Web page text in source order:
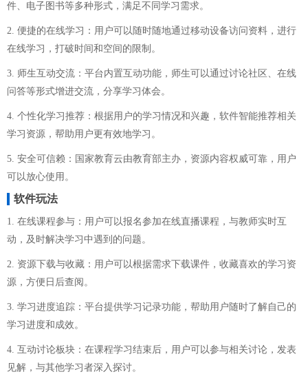
件、电子图书等多种形式，满足不同学习需求。
2. 便捷的在线学习：用户可以随时随地通过移动设备访问资料，进行
在线学习，打破时间和空间的限制。
3. 师生互动交流：平台内置互动功能，师生可以通过讨论社区、在线
问答等形式增进交流，分享学习体会。
4. 个性化学习推荐：根据用户的学习情况和兴趣，软件智能推荐相关
学习资源，帮助用户更有效地学习。
5. 安全可信赖：国家教育云由教育部主办，资源内容权威可靠，用户
可以放心使用。
软件玩法
1. 在线课程参与：用户可以报名参加在线直播课程，与教师实时互
动，及时解决学习中遇到的问题。
2. 资源下载与收藏：用户可以根据需求下载课件，收藏喜欢的学习资
源，方便日后查阅。
3. 学习进度追踪：平台提供学习记录功能，帮助用户随时了解自己的
学习进度和成效。
4. 互动讨论板块：在课程学习结束后，用户可以参与相关讨论，发表
见解，与其他学习者深入探讨。